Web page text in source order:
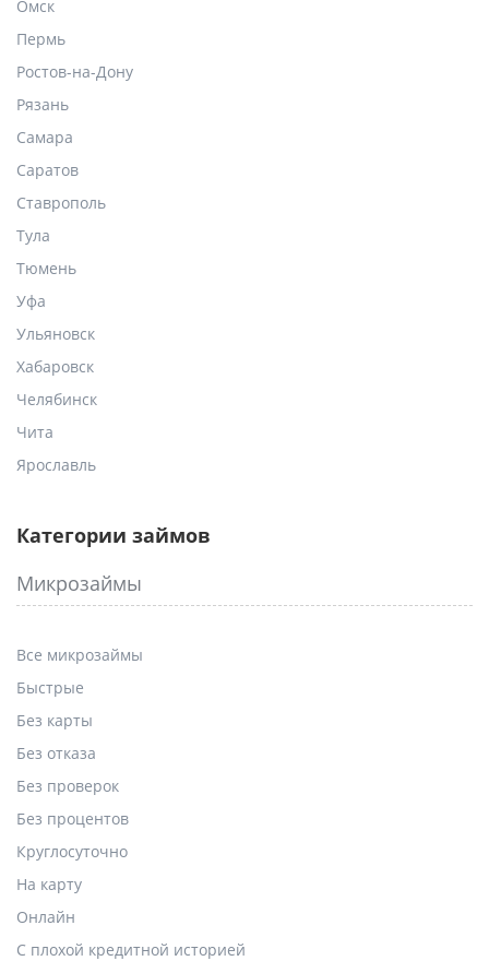
Омск
Пермь
Ростов-на-Дону
Рязань
Самара
Саратов
Ставрополь
Тула
Тюмень
Уфа
Ульяновск
Хабаровск
Челябинск
Чита
Ярославль
Категории займов
Микрозаймы
Все микрозаймы
Быстрые
Без карты
Без отказа
Без проверок
Без процентов
Круглосуточно
На карту
Онлайн
С плохой кредитной историей